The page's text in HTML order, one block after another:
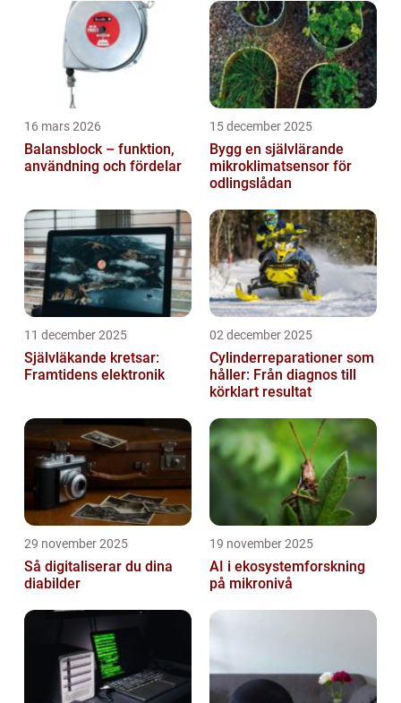
16 mars 2026
Balansblock – funktion,
användning och fördelar
15 december 2025
Bygg en självlärande
mikroklimatsensor för
odlingslådan
11 december 2025
Självläkande kretsar:
Framtidens elektronik
02 december 2025
Cylinderreparationer som
håller: Från diagnos till
körklart resultat
29 november 2025
Så digitaliserar du dina
diabilder
19 november 2025
AI i ekosystemforskning
på mikronivå